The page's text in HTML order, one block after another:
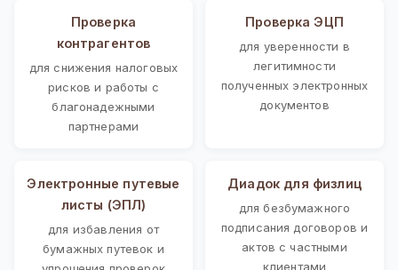
Проверка
контрагентов
для снижения налоговых
рисков и работы с
благонадежными
партнерами
Проверка ЭЦП
для уверенности в
легитимности
полученных электронных
документов
Электронные путевые
листы (ЭПЛ)
для избавления от
бумажных путевок и
Диадок для физлиц
для безбумажного
подписания договоров и
актов с частными
клиентами